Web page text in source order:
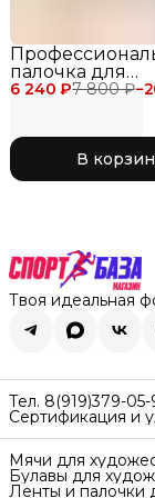
6 240 ₽7 800 ₽−
палочка для
соревнований
цвет белый W
В
Твоя идеальная
Тел. 8(919)379-05-
Сертификация и
Мячи для
Булавы для
Ленты и палочки